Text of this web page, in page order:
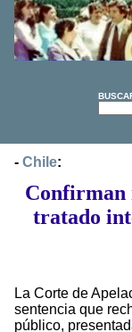
- Chile:
Confirman
tratado
La Corte de
sentencia que
público,